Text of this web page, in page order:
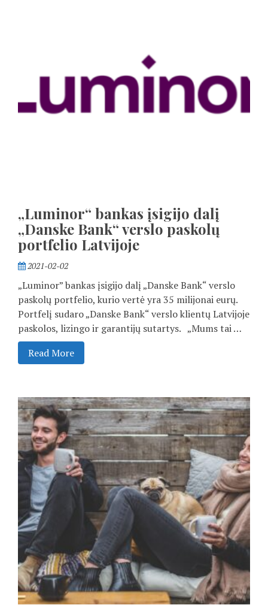
„Luminor“ bankas įsigijo dalį
„Danske Bank“ verslo paskolų
portfelio Latvijoje
2021-02-02
„Luminor” bankas įsigijo dalį „Danske Bank“ verslo
paskolų portfelio, kurio vertė yra 35 milijonai eurų.
Portfelį sudaro „Danske Bank“ verslo klientų Latvijoje
paskolos, lizingo ir garantijų sutartys. „Mums tai …
Read More